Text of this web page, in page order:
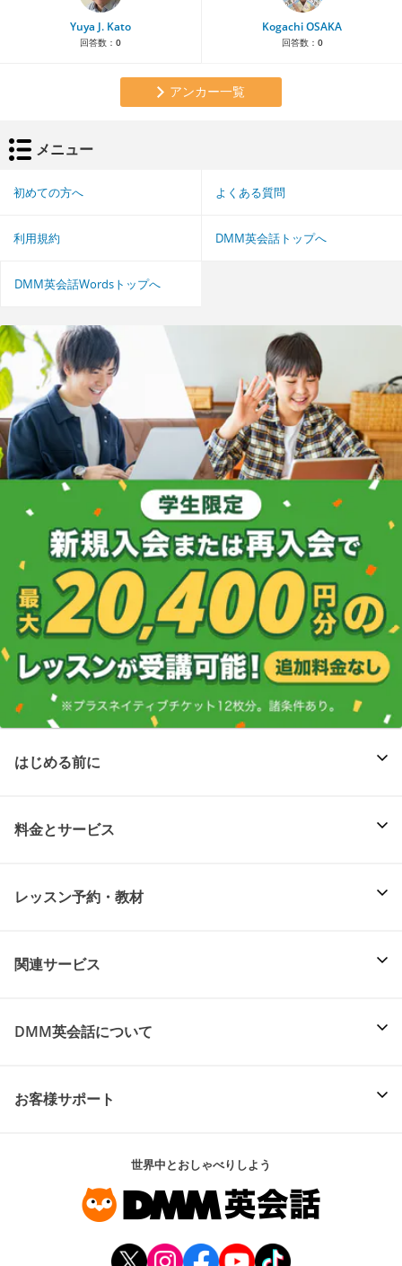
Yuya J. Kato
回答数： 0
Kogachi OSAKA
回答数： 0
アンカー一覧
メニュー
初めての方へ よくある質問
利用規約 DMM英会話トップへ
DMM英会話Wordsトップへ
はじめる前に
料金とサービス
レッスン予約・教材
関連サービス
DMM英会話について
お客様サポート
世界中とおしゃべりしよう